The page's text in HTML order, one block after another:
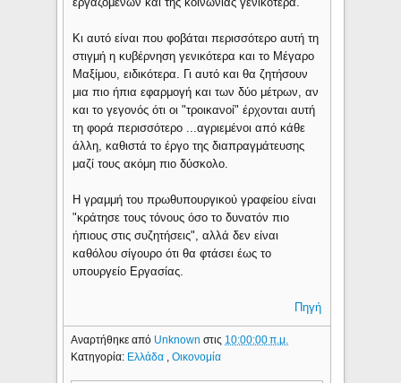
Κι αυτό είναι που φοβάται περισσότερο αυτή τη
στιγμή η κυβέρνηση γενικότερα και το Μέγαρο
Μαξίμου, ειδικότερα. Γι αυτό και θα ζητήσουν
μια πιο ήπια εφαρμογή και των δύο μέτρων, αν
και το γεγονός ότι οι "τροικανοί" έρχονται αυτή
τη φορά περισσότερο ...αγριεμένοι από κάθε
άλλη, καθιστά το έργο της διαπραγμάτευσης
μαζί τους ακόμη πιο δύσκολο.
Η γραμμή του πρωθυπουργικού γραφείου είναι
"κράτησε τους τόνους όσο το δυνατόν πιο
ήπιους στις συζητήσεις", αλλά δεν είναι
καθόλου σίγουρο ότι θα φτάσει έως το
υπουργείο Εργασίας.
Πηγή
Αναρτήθηκε από Unknownστις 10:00:00 π.μ.
Κατηγορία: Ελλάδα ,Οικονομία